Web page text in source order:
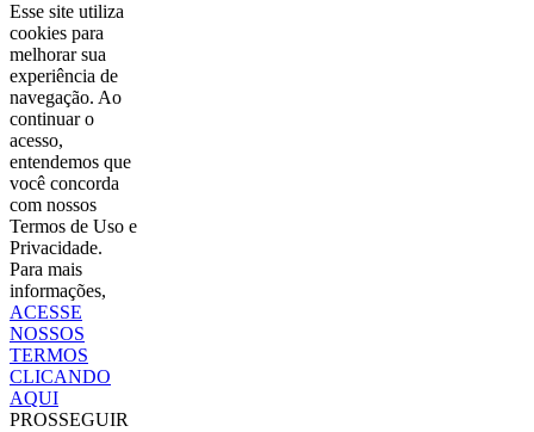
Esse site utiliza
cookies para
melhorar sua
experiência de
navegação. Ao
continuar o
acesso,
entendemos que
você concorda
com nossos
Termos de Uso e
Privacidade.
Para mais
informações,
ACESSE
NOSSOS
TERMOS
CLICANDO
AQUI
PROSSEGUIR